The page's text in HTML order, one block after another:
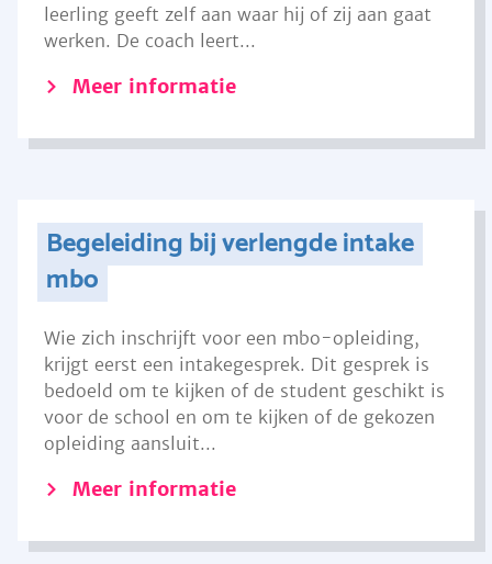
leerling geeft zelf aan waar hij of zij aan gaat
werken. De coach leert...
Meer informatie
Begeleiding bij verlengde intake
mbo
Wie zich inschrijft voor een mbo-opleiding,
krijgt eerst een intakegesprek. Dit gesprek is
bedoeld om te kijken of de student geschikt is
voor de school en om te kijken of de gekozen
opleiding aansluit...
Meer informatie